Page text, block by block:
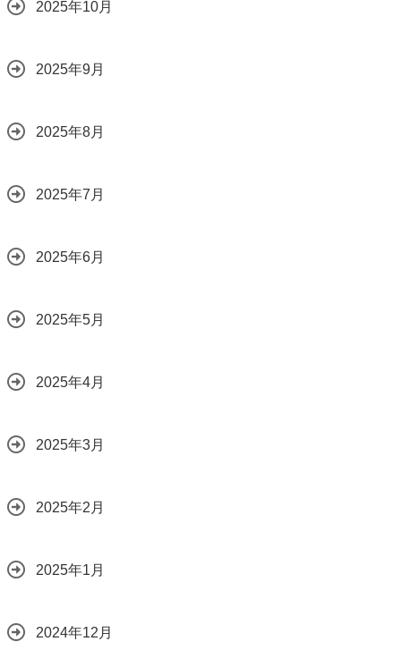
2025年10月
2025年9月
2025年8月
2025年7月
2025年6月
2025年5月
2025年4月
2025年3月
2025年2月
2025年1月
2024年12月